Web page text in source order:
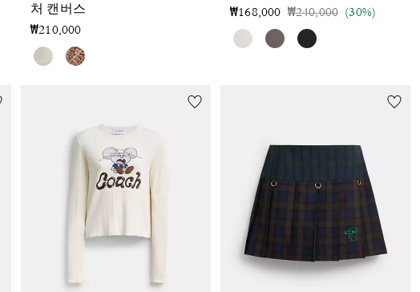
처 캔버스
₩210,000
₩168,000 가격 인하 전
₩240,000인하됨
(30%)